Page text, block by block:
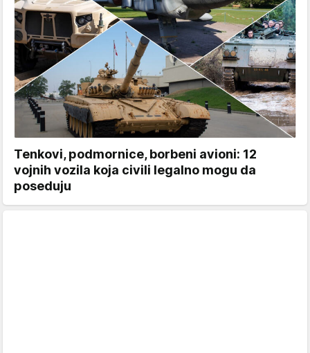
Tenkovi, podmornice, borbeni avioni: 12
vojnih vozila koja civili legalno mogu da
poseduju